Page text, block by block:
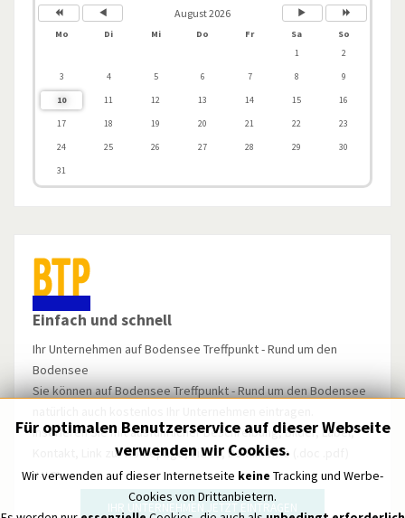
August 2026
Mo Di Mi Do Fr Sa
So
1
2
3
4 5 6 7 8
9
10
11 12 13 14 15
16
17
18 19 20 21 22
23
24
25 26 27 28 29
30
31
Einfach und schnell
Ihr Unternehmen auf Bodensee Treffpunkt - Rund um den
Bodensee
Sie können auf Bodensee Treffpunkt - Rund um den Bodensee
Inserieren Sie mit ausführlicher Beschreibung, Bilder, Label,
Kontakt, Link zur Homepage, Video, Dokumente (.doc .pdf)
u.v.m.
IHR UNTERNEHMEN JETZT EINTRAGEN
Für optimalen Benutzerservice auf dieser Webseite
verwenden wir Cookies.
Wir verwenden auf dieser Internetseite keine Tracking und Werbe-
Cookies von Drittanbietern.